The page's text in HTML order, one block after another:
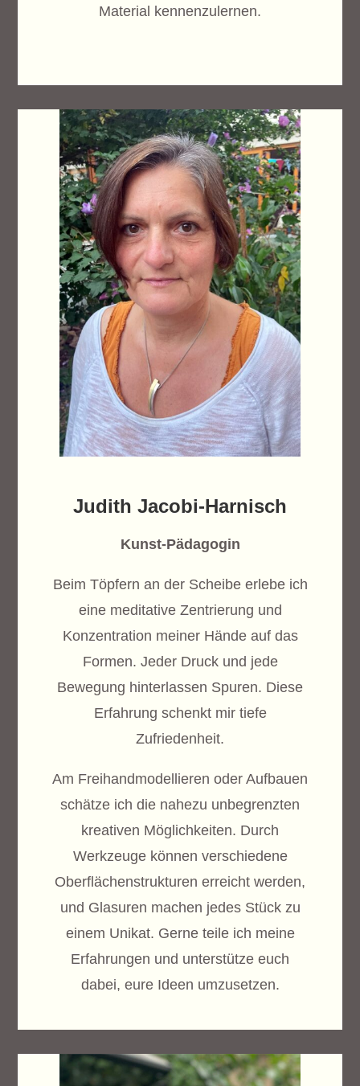
Material kennenzulernen.
Judith Jacobi-Harnisch
Kunst-Pädagogin
Beim Töpfern an der Scheibe erlebe ich
eine meditative Zentrierung und
Konzentration meiner Hände auf das
Formen. Jeder Druck und jede
Bewegung hinterlassen Spuren. Diese
Erfahrung schenkt mir tiefe
Zufriedenheit.
Am Freihandmodellieren oder Aufbauen
schätze ich die nahezu unbegrenzten
kreativen Möglichkeiten. Durch
Werkzeuge können verschiedene
Oberflächenstrukturen erreicht werden,
und Glasuren machen jedes Stück zu
einem Unikat. Gerne teile ich meine
Erfahrungen und unterstütze euch
dabei, eure Ideen umzusetzen.